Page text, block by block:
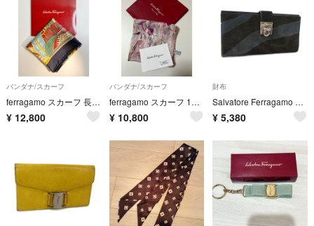
バンダナ/スカーフ
ferragamo スカーフ 長さ86cm 未使用
¥ 12,800
バンダナ/スカーフ
ferragamo スカーフ 160*42cm
¥ 10,800
財布
Salvatore Ferragamo フェラガモ ガンチーニ ハラコ 二つ折り 長財布 ウォレット 札入れ 小銭入れ ダークブラウン系×グレー系 DP6231
¥ 5,380